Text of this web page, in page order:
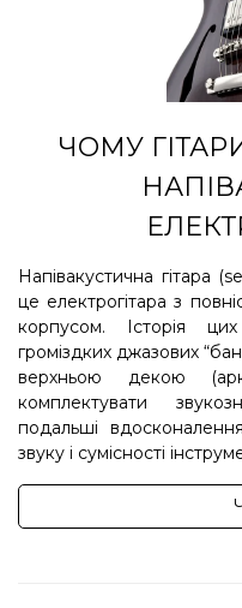
ЧОМУ
Напівакустична гітара
це електрогітара з
корпусом. Історія
громіздких джазових
верхньою декою
комплектувати
подальші
звуку і сумісності